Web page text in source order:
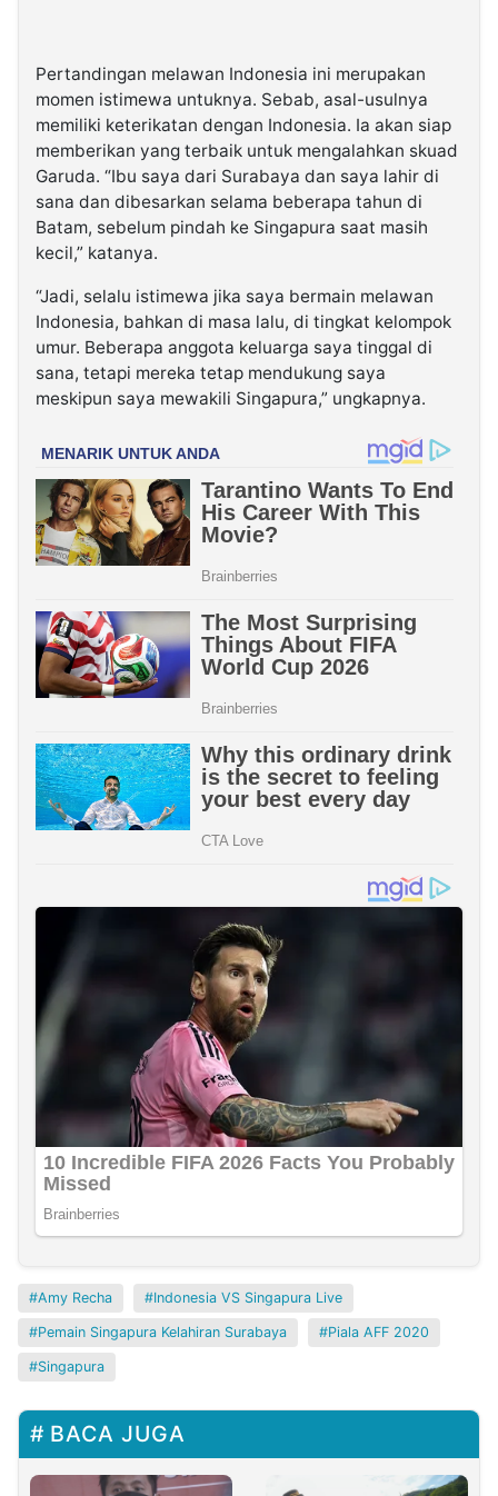
Pertandingan melawan Indonesia ini merupakan
momen istimewa untuknya. Sebab, asal-usulnya
memiliki keterikatan dengan Indonesia. Ia akan siap
memberikan yang terbaik untuk mengalahkan skuad
Garuda. “Ibu saya dari Surabaya dan saya lahir di
sana dan dibesarkan selama beberapa tahun di
Batam, sebelum pindah ke Singapura saat masih
kecil,” katanya.
“Jadi, selalu istimewa jika saya bermain melawan
Indonesia, bahkan di masa lalu, di tingkat kelompok
umur. Beberapa anggota keluarga saya tinggal di
sana, tetapi mereka tetap mendukung saya
meskipun saya mewakili Singapura,” ungkapnya.
Amy Recha Indonesia VS Singapura Live
Pemain Singapura Kelahiran Surabaya Piala AFF 2020
Singapura
BACA JUGA